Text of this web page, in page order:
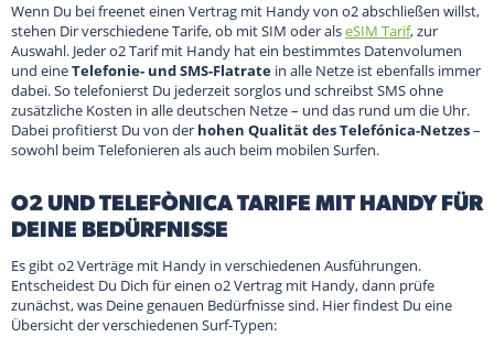
Wenn Du bei freenet einen Vertrag mit Handy von o2 abschließen willst,
stehen Dir verschiedene Tarife, ob mit SIM oder alseSIM Tarif, zur
Auswahl. Jeder o2 Tarif mit Handy hat ein bestimmtes Datenvolumen
und eineTelefonie- und SMS-Flatrate in alle Netze ist ebenfalls immer
dabei. So telefonierst Du jederzeit sorglos und schreibst SMS ohne
zusätzliche Kosten in alle deutschen Netze – und das rund um die Uhr.
Dabei profitierst Du von der hohen Qualität des Telefónica-Netzes–
sowohl beim Telefonieren als auch beim mobilen Surfen.
O2 UND TELEFÒNICA TARIFE MIT HANDY FÜR
DEINE BEDÜRFNISSE
Es gibt o2 Verträge mit Handy in verschiedenen Ausführungen.
Entscheidest Du Dich für einen o2 Vertrag mit Handy, dann prüfe
zunächst, was Deine genauen Bedürfnisse sind. Hier findest Du eine
Übersicht der verschiedenen Surf-Typen: